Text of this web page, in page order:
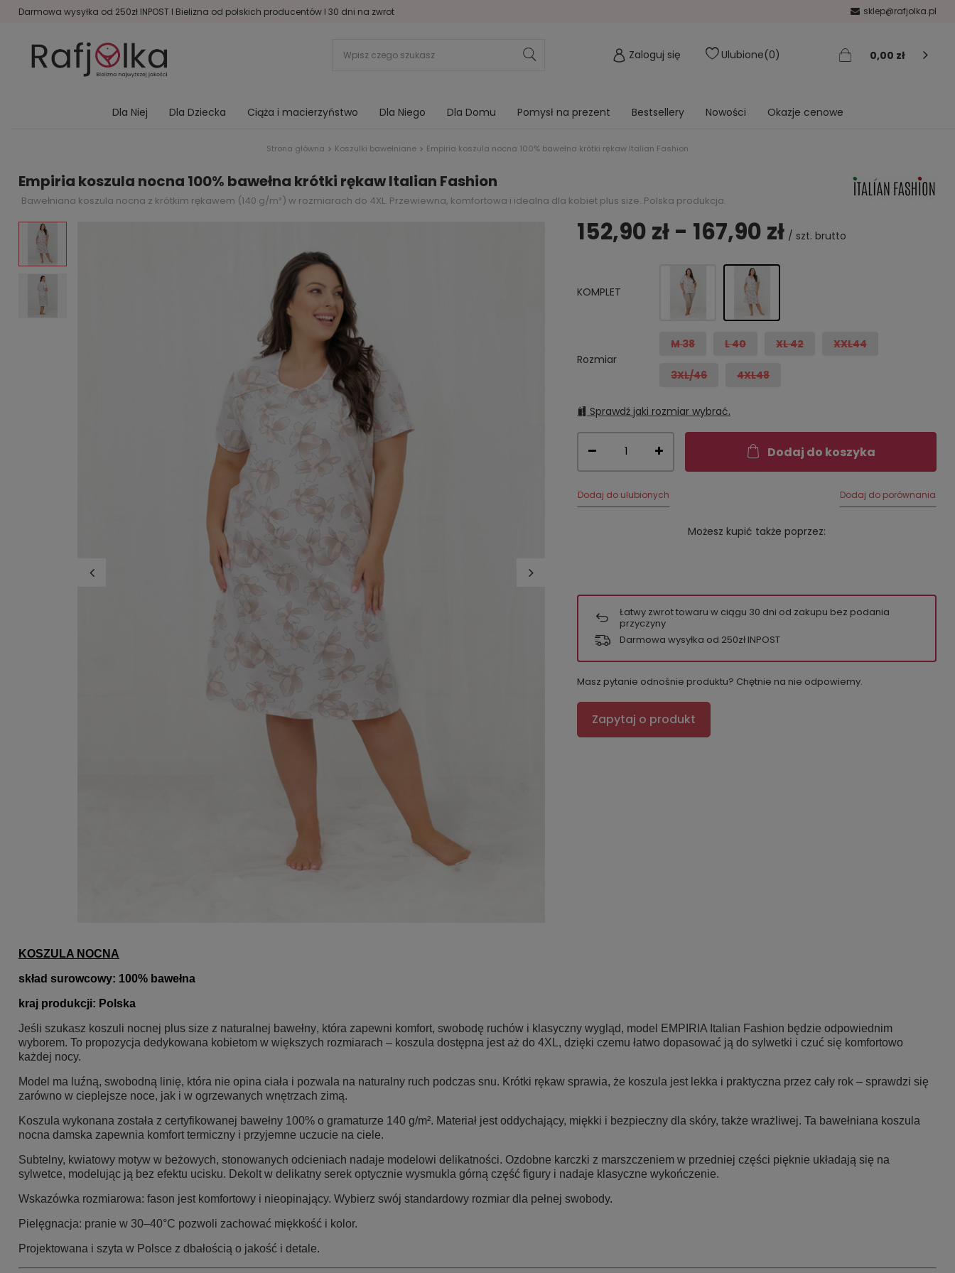
Darmowa wysyłka od 250zł INPOST I Bielizna od polskich producentów I 30 dni na zwrot sklep@rafjolka.pl
Zaloguj się Ulubione 0 0,00 zł
Dla Niej Dla Dziecka Ciąża i macierzyństwo Dla Niego Dla Domu Pomysł na prezent Bestsellery Nowości Okazje cenowe
Strona główna Koszulki bawełniane Empiria koszula nocna 100% bawełna krótki rękaw Italian Fashion
Empiria koszula nocna 100% bawełna krótki rękaw Italian Fashion
Bawełniana koszula nocna z krótkim rękawem (140 g/m²) w rozmiarach do 4XL. Przewiewna, komfortowa i idealna dla kobiet plus size. Polska produkcja.
152,90 zł - 167,90 zł / szt. brutto
KOMPLET
Rozmiar
M 38 L 40 XL 42 XXL44
3XL/46 4XL48
Sprawdź jaki rozmiar wybrać.
Dodaj do koszyka
Dodaj do ulubionych Dodaj do porównania
Możesz kupić także poprzez:
Łatwy zwrot towaru w ciągu 30 dni od zakupu bez podania
przyczyny
Darmowa wysyłka od 250zł INPOST
Masz pytanie odnośnie produktu? Chętnie na nie odpowiemy.
Zapytaj o produkt
KOSZULA NOCNA
skład surowcowy: 100% bawełna
kraj produkcji: Polska
Jeśli szukasz koszuli nocnej plus size z naturalnej bawełny, która zapewni komfort, swobodę ruchów i klasyczny wygląd, model EMPIRIA Italian Fashion będzie odpowiednim
wyborem. To propozycja dedykowana kobietom w większych rozmiarach – koszula dostępna jest aż do 4XL, dzięki czemu łatwo dopasować ją do sylwetki i czuć się komfortowo
każdej nocy.
Model ma luźną, swobodną linię, która nie opina ciała i pozwala na naturalny ruch podczas snu. Krótki rękaw sprawia, że koszula jest lekka i praktyczna przez cały rok – sprawdzi się
zarówno w cieplejsze noce, jak i w ogrzewanych wnętrzach zimą.
Koszula wykonana została z certyfikowanej bawełny 100% o gramaturze 140 g/m². Materiał jest oddychający, miękki i bezpieczny dla skóry, także wrażliwej. Ta bawełniana koszula
nocna damska zapewnia komfort termiczny i przyjemne uczucie na ciele.
Subtelny, kwiatowy motyw w beżowych, stonowanych odcieniach nadaje modelowi delikatności. Ozdobne karczki z marszczeniem w przedniej części pięknie układają się na
sylwetce, modelując ją bez efektu ucisku. Dekolt w delikatny serek optycznie wysmukla górną część figury i nadaje klasyczne wykończenie.
Wskazówka rozmiarowa: fason jest komfortowy i nieopinający. Wybierz swój standardowy rozmiar dla pełnej swobody.
Pielęgnacja: pranie w 30–40°C pozwoli zachować miękkość i kolor.
Projektowana i szyta w Polsce z dbałością o jakość i detale.